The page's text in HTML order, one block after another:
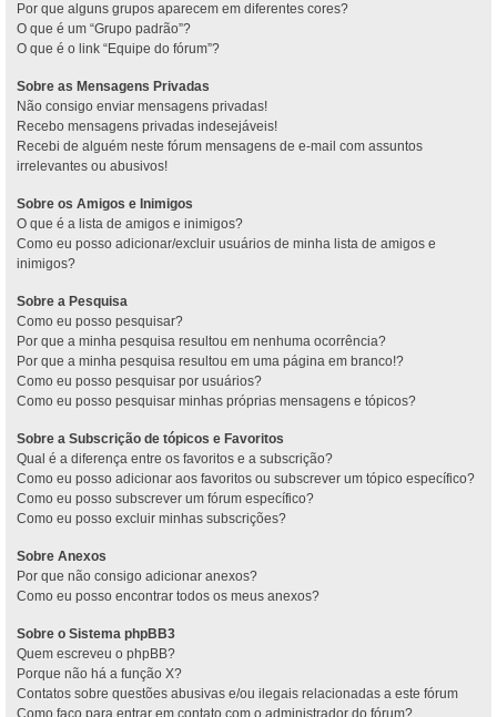
Por que alguns grupos aparecem em diferentes cores?
O que é um “Grupo padrão”?
O que é o link “Equipe do fórum”?
Sobre as Mensagens Privadas
Não consigo enviar mensagens privadas!
Recebo mensagens privadas indesejáveis!
Recebi de alguém neste fórum mensagens de e-mail com assuntos
irrelevantes ou abusivos!
Sobre os Amigos e Inimigos
O que é a lista de amigos e inimigos?
Como eu posso adicionar/excluir usuários de minha lista de amigos e
inimigos?
Sobre a Pesquisa
Como eu posso pesquisar?
Por que a minha pesquisa resultou em nenhuma ocorrência?
Por que a minha pesquisa resultou em uma página em branco!?
Como eu posso pesquisar por usuários?
Como eu posso pesquisar minhas próprias mensagens e tópicos?
Sobre a Subscrição de tópicos e Favoritos
Qual é a diferença entre os favoritos e a subscrição?
Como eu posso adicionar aos favoritos ou subscrever um tópico específico?
Como eu posso subscrever um fórum específico?
Como eu posso excluir minhas subscrições?
Sobre Anexos
Por que não consigo adicionar anexos?
Como eu posso encontrar todos os meus anexos?
Sobre o Sistema phpBB3
Quem escreveu o phpBB?
Porque não há a função X?
Contatos sobre questões abusivas e/ou ilegais relacionadas a este fórum
Como faço para entrar em contato com o administrador do fórum?